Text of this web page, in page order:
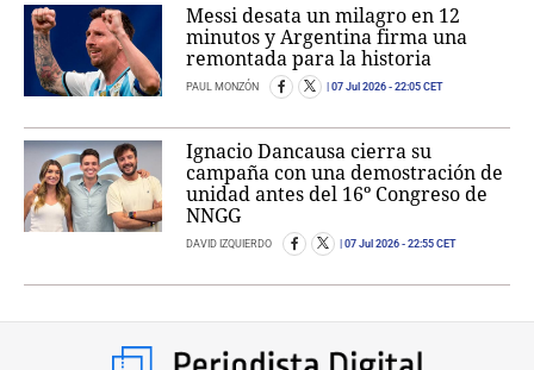
Messi desata un milagro en 12
minutos y Argentina firma una
remontada para la historia
PAUL MONZÓN 07 Jul 2026 - 22:05 CET
Ignacio Dancausa cierra su
campaña con una demostración de
unidad antes del 16º Congreso de
NNGG
DAVID IZQUIERDO 07 Jul 2026 - 22:55 CET